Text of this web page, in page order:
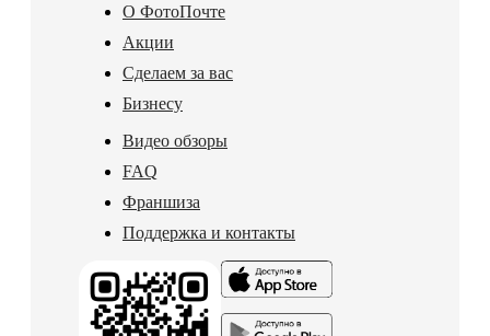
О ФотоПочте
Акции
Сделаем за вас
Бизнесу
Видео обзоры
FAQ
Франшиза
Поддержка и контакты